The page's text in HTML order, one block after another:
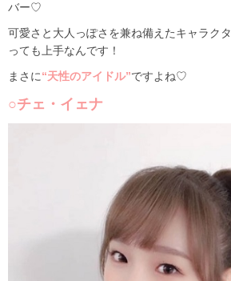
バー♡
可愛さと大人っぽさを兼ね備えたキャラク
っても上手なんです！
まさに“天性のアイドル”ですよね♡
○チェ・イェナ